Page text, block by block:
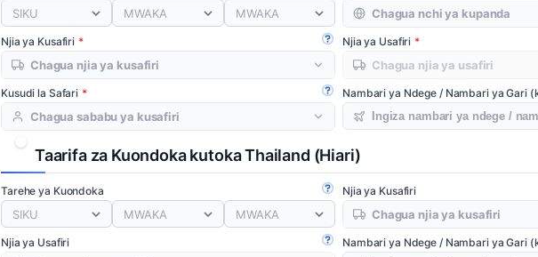
SIKU MWAKA MWAKA
Njia ya Kusafiri Fungua mwongozo
Njia ya Usafiri
Kusudi la Safari Fungua mwongozo
Nambari ya Ndege / Nambari ya Gari
Taarifa za Kuondoka kutoka Thailand (Hiari)
Tarehe ya Kuondoka Fungua mwongozo
SIKU MWAKA MWAKA
Njia ya Kusafiri
Njia ya Usafiri Fungua mwongozo
Nambari ya Ndege / Nambari ya Gari